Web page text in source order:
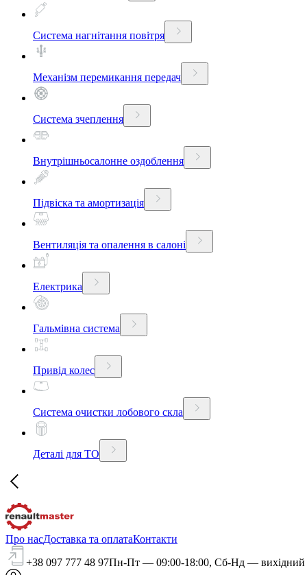
Система нагнітання повітря
Механізм перемикання передач
Система зчеплення
Внутрішньосалонне оздоблення
Підвіска та амортизація
Вентиляція та опалення в салоні
Електрика
Гальмівна система
Привід колес
Система очистки лобового скла
Деталі для ТО
Про насДоставка та оплатаКонтакти
+38 097 777 48 97Пн-Пт — 09:00-18:00, Сб-Нд — вихідний